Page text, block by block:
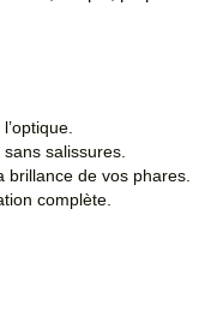
salissures.
de vos phares.
complète.